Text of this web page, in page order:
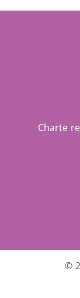
Charte
©